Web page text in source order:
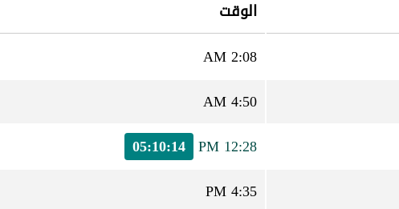
الوقت
2:08 AM
4:50 AM
12:28 PM
05:10:14
4:35 PM